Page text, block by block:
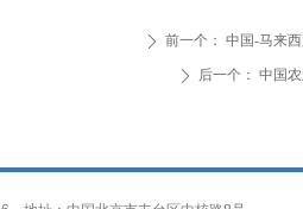
ꄲ 前一个： 中国-马来
ꄲ 后一个： 中国